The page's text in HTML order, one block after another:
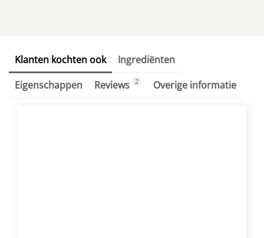
Klanten kochten ook
Ingrediënten
Eigenschappen
Reviews 2 Overige informatie